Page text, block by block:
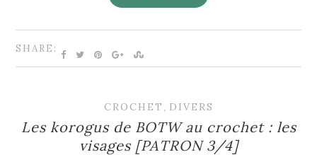
SHARE:
CROCHET , DIVERS
Les korogus de BOTW au crochet : les
visages [PATRON 3/4]